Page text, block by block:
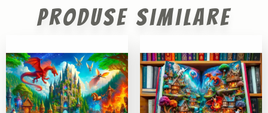
Produse similare